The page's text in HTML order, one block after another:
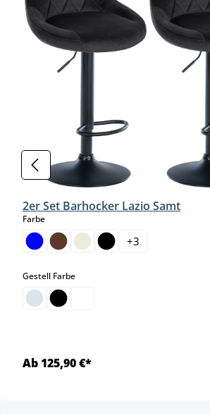
2er Set Barhocker Lazio Samt
Farbeauswählen
+3
Gestell Farbeauswählen
Ab 125,90 €*